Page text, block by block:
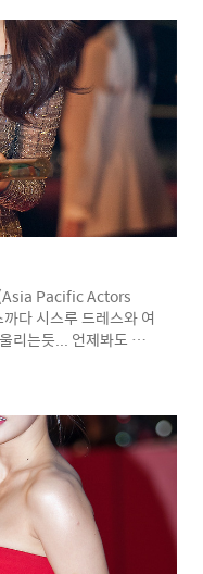
Pacific Actors
다 시스루 드레스와 여
리는듯... 언제봐도 귀
2012.
without